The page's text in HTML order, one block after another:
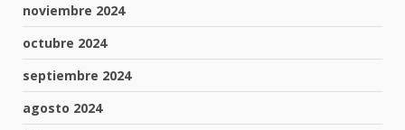
noviembre 2024
octubre 2024
septiembre 2024
agosto 2024